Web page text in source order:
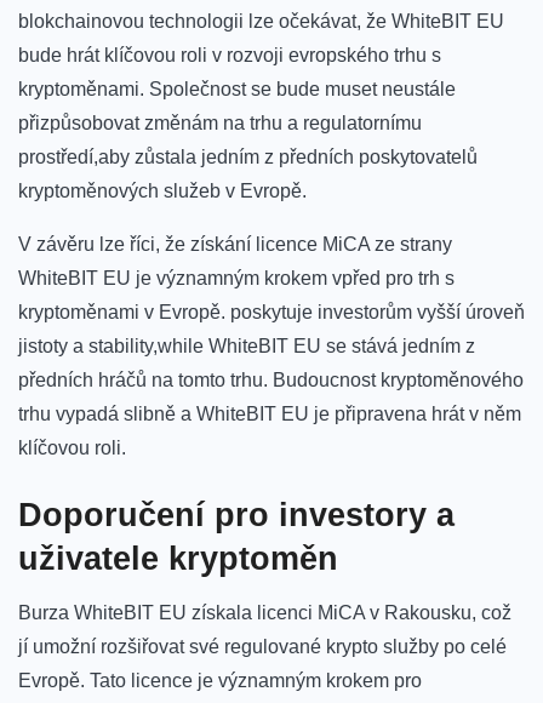
blokchainovou technologii⁢ lze očekávat, že WhiteBIT EU‍
bude hrát klíčovou roli v rozvoji evropského trhu s
kryptoměnami. Společnost se‍ bude muset neustále
přizpůsobovat změnám⁢ na ‌trhu⁢ a regulatornímu
prostředí,aby zůstala jedním z předních poskytovatelů‌
kryptoměnových služeb v Evropě.
V závěru⁣ lze říci, že získání licence MiCA ze strany
WhiteBIT EU je významným ‌krokem​ vpřed pro trh s
kryptoměnami⁣ v Evropě. poskytuje investorům vyšší ⁣úroveň‍
jistoty a ⁢stability,while WhiteBIT‍ EU se ‍stává jedním‍ z‍
předních hráčů na tomto trhu. Budoucnost kryptoměnového
⁢trhu vypadá​ slibně ⁤a‍ WhiteBIT EU je připravena ⁣hrát v něm
klíčovou roli.
Doporučení pro investory a
⁢uživatele kryptoměn
Burza WhiteBIT EU získala licenci ⁣MiCA v Rakousku, ‍což
jí umožní rozšiřovat své regulované‍ krypto⁢ služby‌ po celé‍
Evropě. Tato licence ⁤je významným krokem pro